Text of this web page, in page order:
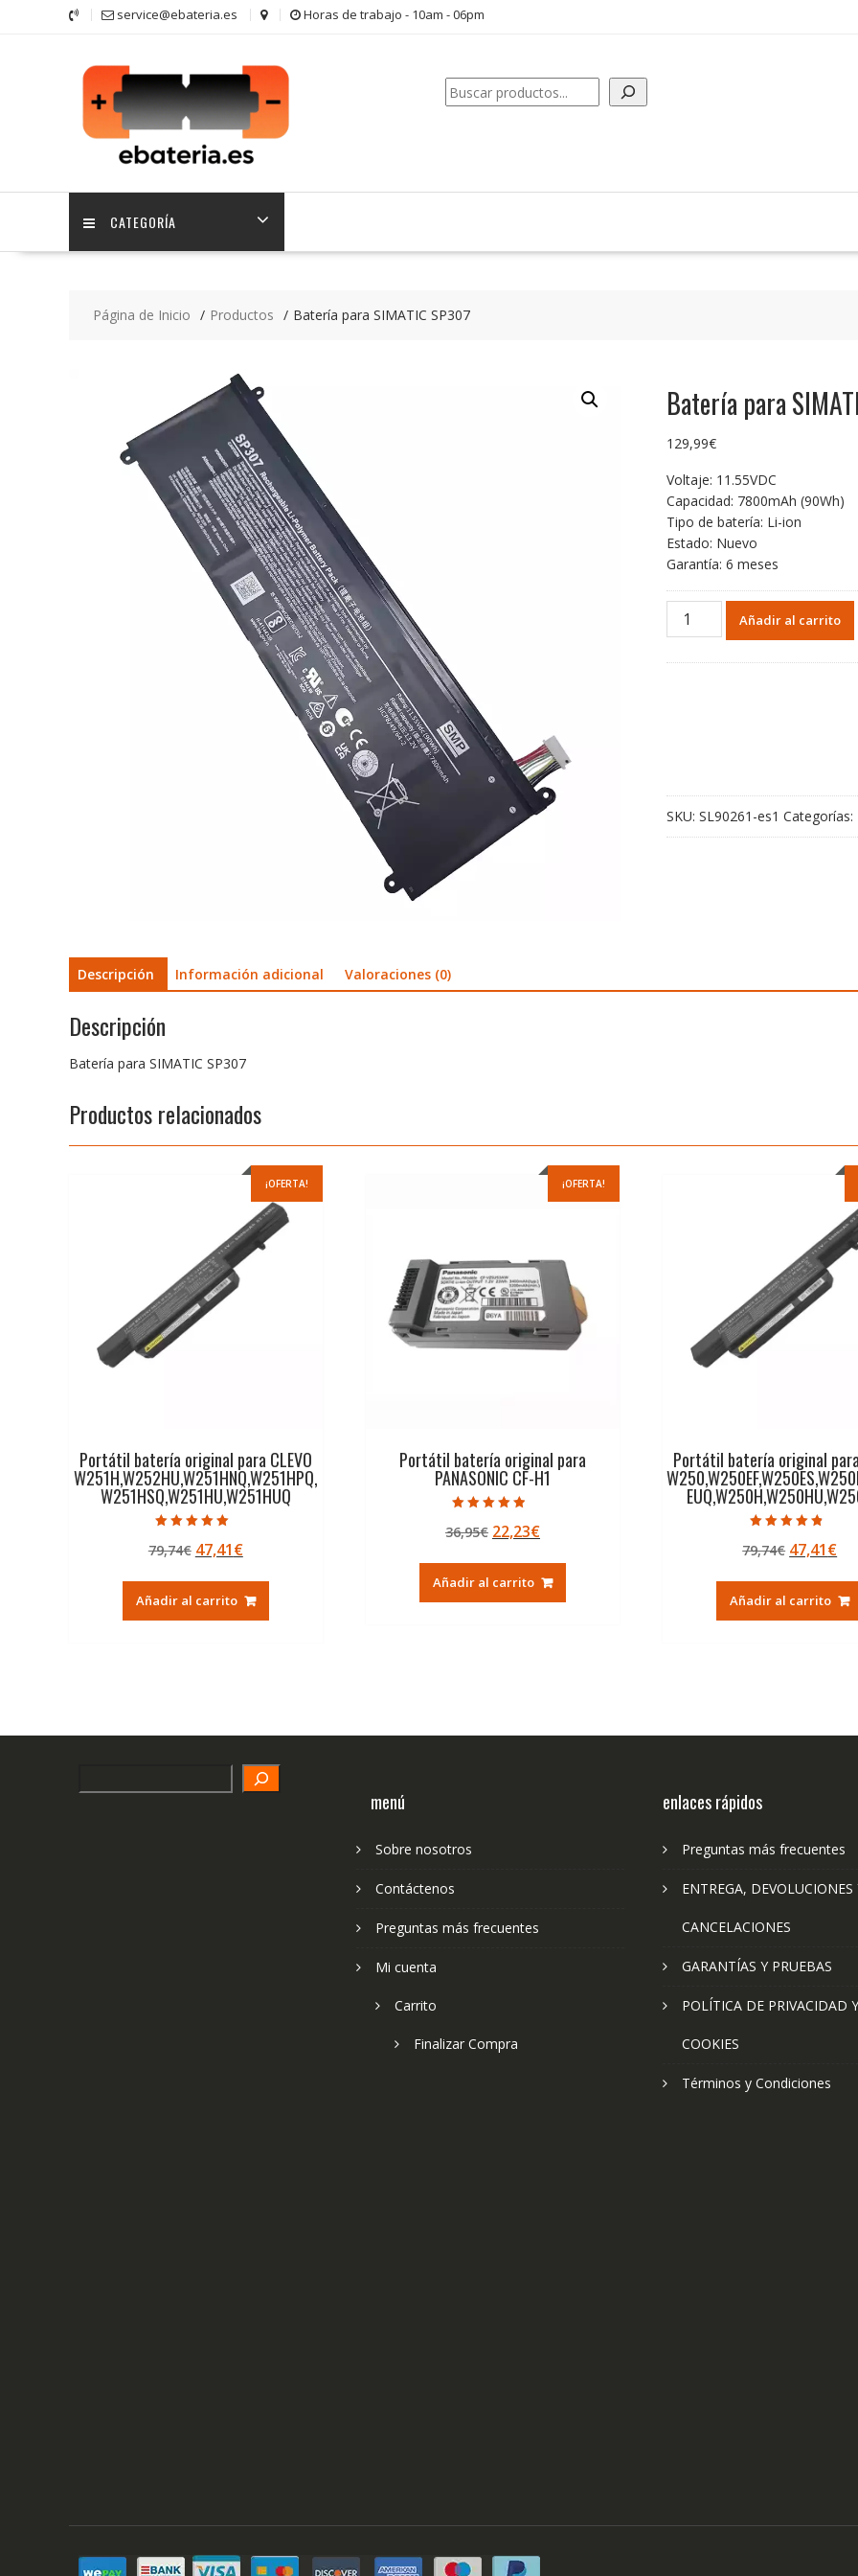
service@ebateria.es Horas de trabajo - 10am - 06pm
Buscar
CATEGORÍA
Página de Inicio Productos Batería para SIMATIC SP307
Batería para
129,99€
Voltaje: 11.55VDC
Capacidad: 7800mAh (90Wh)
Tipo de batería: Li-ion
Estado: Nuevo
Garantía: 6 meses
Batería
para
Añadir al carrito
SKU: SL90261-es1 Categorías:
Descripción Información adicional Valoraciones (0)
Descripción
Batería para SIMATIC SP307
Productos relacionados
¡OFERTA!
Portátil batería original para CLEVO
W251H,W252HU,W251HNQ,W251HPQ,
W251HSQ,W251HU,W251HUQ
5.00
de 5
79,74€ El
original
era:
47,41€El
actual
es:
Añadir al carrito
¡OFERTA!
Portátil batería original para
PANASONIC CF-H1
4.50
de 5
36,95€ El
original
era:
22,23€El
actual
es:
Añadir al carrito
Portátil batería original para
4.50
de 5
79,74€ El
original
era:
47,41€El
es:
Añadir al carrito
menú
Sobre nosotros
Contáctenos
Preguntas más frecuentes
Mi cuenta
Carrito
Finalizar Compra
enlaces rápidos
Preguntas más frecuentes
ENTREGA, DEVOLUCIONES
CANCELACIONES
GARANTÍAS Y PRUEBAS
POLÍTICA DE PRIVACIDAD Y
COOKIES
Términos y Condiciones